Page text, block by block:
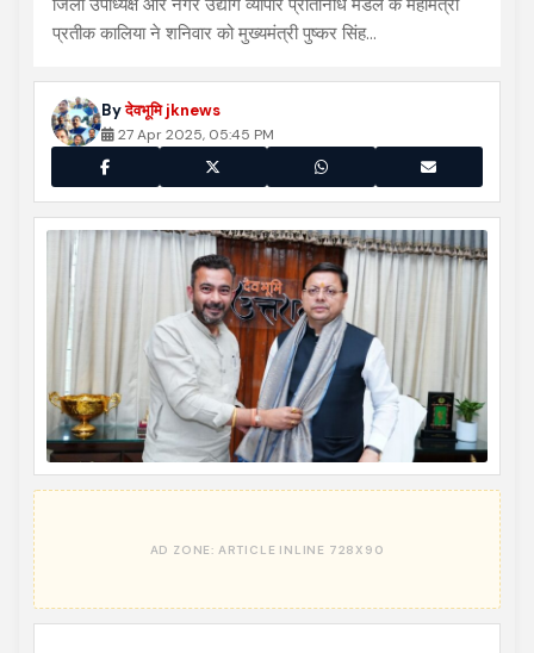
जिला उपाध्यक्ष और नगर उद्योग व्यापार प्रतिनिधि मंडल के महामंत्री
प्रतीक कालिया ने शनिवार को मुख्यमंत्री पुष्कर सिंह…
Byदेवभूमि jknews
27 Apr 2025, 05:45 PM